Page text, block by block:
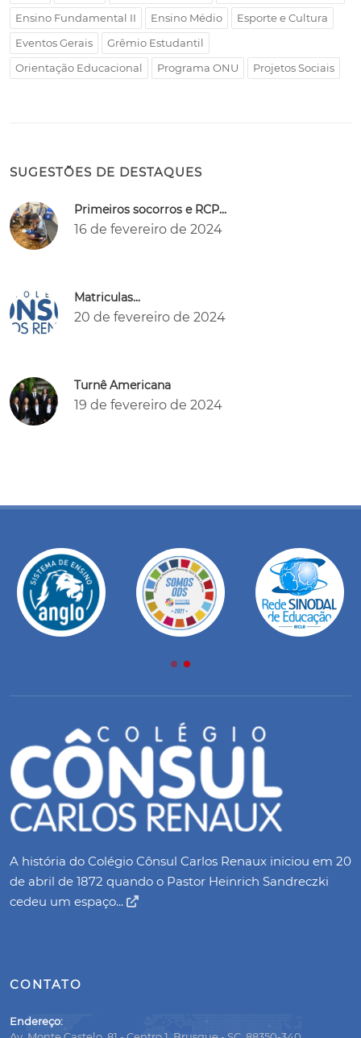
Ensino Fundamental II
Ensino Médio
Esporte e Cultura
Eventos Gerais
Grêmio Estudantil
Orientação Educacional
Programa ONU Projetos Sociais
SUGESTÕES DE DESTAQUES
Primeiros socorros e RCP...
16 de fevereiro de 2024
Matriculas...
20 de fevereiro de 2024
Turnê Americana
19 de fevereiro de 2024
A história do Colégio Cônsul Carlos Renaux iniciou em 20
de abril de 1872 quando o Pastor Heinrich Sandreczki
cedeu um espaço...
CONTATO
Endereço: